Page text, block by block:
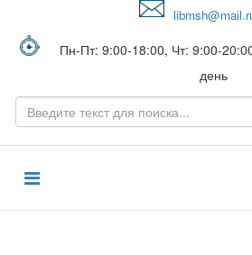
Пн-Пт: 9:00-18:00, Чт: 9:00-
день